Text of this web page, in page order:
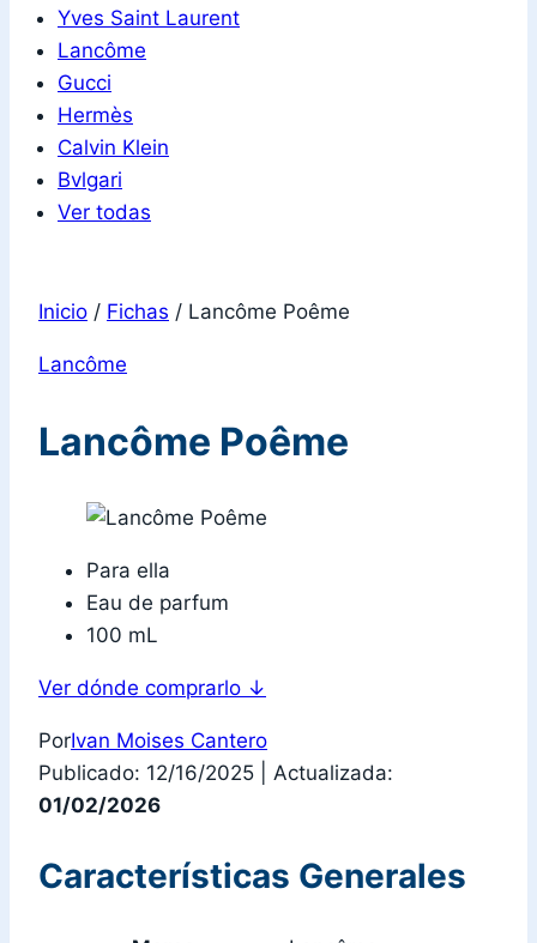
Yves Saint Laurent
Lancôme
Gucci
Hermès
Calvin Klein
Bvlgari
Ver todas
Inicio / Fichas / Lancôme Poême
Lancôme
Lancôme Poême
Para ella
Eau de parfum
100 mL
Ver dónde comprarlo ↓
PorIvan Moises Cantero
Publicado: 12/16/2025
Actualizada:
01/02/2026
Características Generales